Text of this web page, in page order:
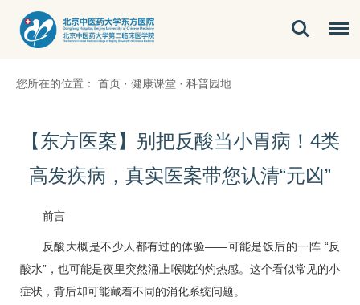
您所在的位置： 首页 · 健康课堂 · 科普园地
【东方医案】别把反酸当小胃病！4类
高发疾病，真实医案带您认清“元凶”
前言
反酸大概是不少人都有过的体验——可能是饭后的一阵 “反
酸水”，也可能是夜里突然涌上喉咙的灼热感。这个看似常见的小
症状，背后却可能藏着不同的消化系统问题。